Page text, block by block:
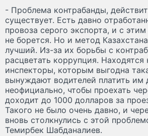
- Проблема контрабанды,
существует. Есть давно
провоза серого экспорта, и с
не борется. Но и метод
лучший. Из-за их борьбы с
расцветать коррупция. Находятся
инспекторы, которым выгодна
вынуждают водителей платить им
неофициально, чтобы проехать
доходит до 1000 долларов за
Такого не было очень давно, и
вновь столкнулись с этой
Темирбек Шабданалиев.